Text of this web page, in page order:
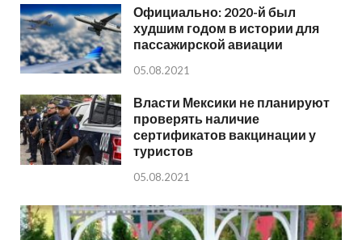
Официально: 2020-й был
худшим годом в истории для
пассажирской авиации
05.08.2021
Власти Мексики не планируют
проверять наличие
сертификатов вакцинации у
туристов
05.08.2021